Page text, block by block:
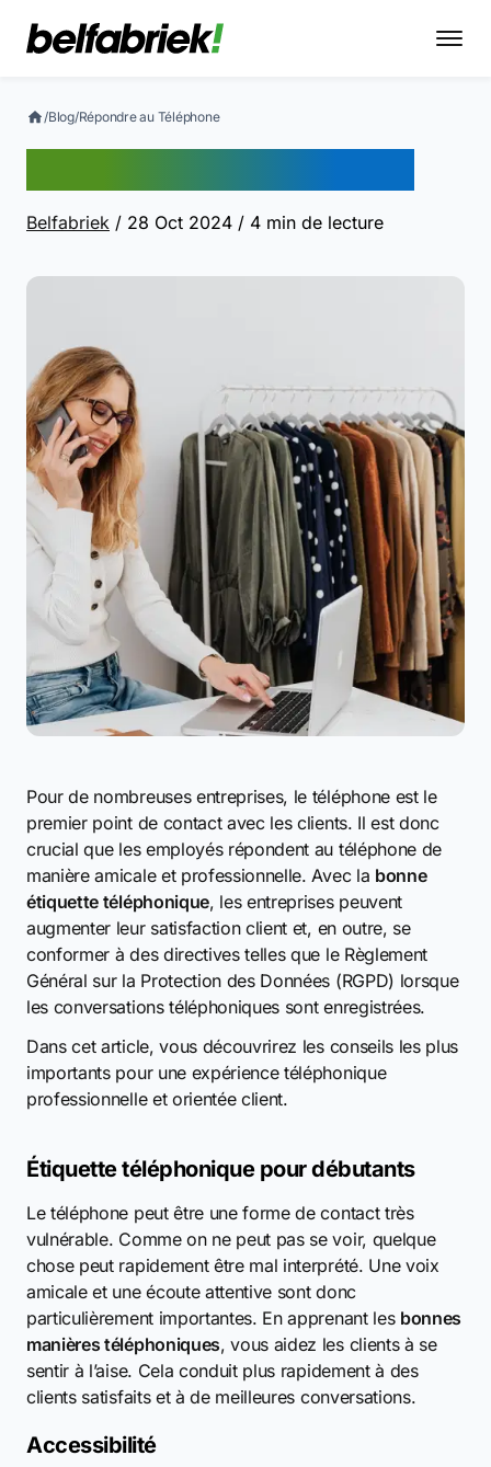
/Blog/Répondre au Téléphone
Belfabriek / 28 Oct 2024 / 4 min de lecture
Pour de nombreuses entreprises, le téléphone est le
premier point de contact avec les clients. Il est donc
crucial que les employés répondent au téléphone de
manière amicale et professionnelle. Avec la bonne
étiquette téléphonique, les entreprises peuvent
augmenter leur satisfaction client et, en outre, se
conformer à des directives telles que le Règlement
Général sur la Protection des Données (RGPD) lorsque
les conversations téléphoniques sont enregistrées.
Dans cet article, vous découvrirez les conseils les plus
importants pour une expérience téléphonique
professionnelle et orientée client.
Étiquette téléphonique pour débutants
Le téléphone peut être une forme de contact très
vulnérable. Comme on ne peut pas se voir, quelque
chose peut rapidement être mal interprété. Une voix
amicale et une écoute attentive sont donc
particulièrement importantes. En apprenant les bonnes
manières téléphoniques, vous aidez les clients à se
sentir à l’aise. Cela conduit plus rapidement à des
clients satisfaits et à de meilleures conversations.
Accessibilité